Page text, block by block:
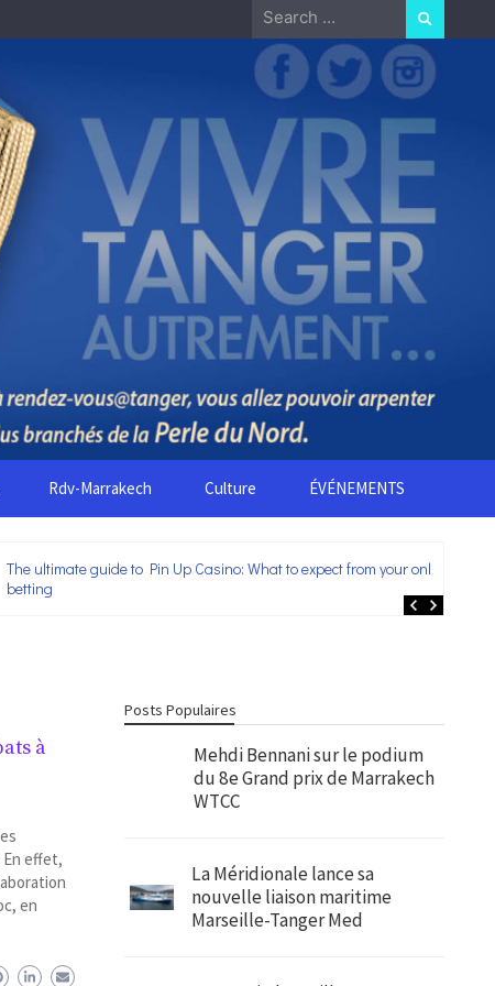
Search
for:
Rdv-Marrakech Culture ÉVÉNEMENTS
The ultimate guide to Pin Up Casino: What to expect from your online
betting
à
effet,
en
Posts Populaires
Mehdi Bennani sur le podium
du 8e Grand prix de Marrakech
WTCC
La Méridionale lance sa
nouvelle liaison maritime
Marseille-Tanger Med